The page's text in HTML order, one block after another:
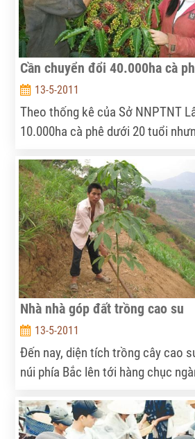
Cần chuyển đổi 40.000ha cà
13-5-2011
Theo thống kê của Sở NNPTNT
10.000ha cà phê dưới 20 tuổi
phê trên 20 năm đã hoàn toàn già
hiệu quả kinh tế thấp.
Nhà nhà góp đất trồng cao su
13-5-2011
Đến nay, diện tích trồng cây cao
núi phía Bắc lên tới hàng chục
đầu tư phát triển cây cao su ở
có nhiều vấn đề tranh cãi gay gắt.